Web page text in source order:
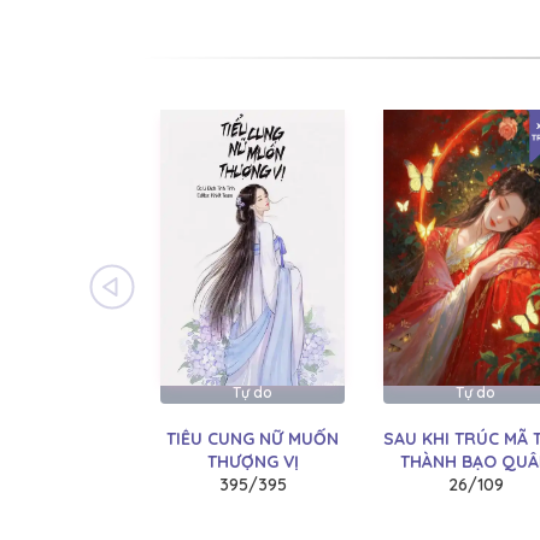
CHƯƠNG 16:
CHƯƠNG 15:
CHƯƠNG 14:
CHƯƠNG 13: Chương 13
CHƯƠNG 12: Chương 12
CHƯƠNG 11: Chương 11
CHƯƠNG 10: Chương 10
CHƯƠNG 9: Chương 9
Tự do
TIỂU CUNG NỮ MUỐN
THƯỢNG VỊ
395/395
Tự do
SAU KHI TRÚC MÃ
THÀNH BẠO
26/109